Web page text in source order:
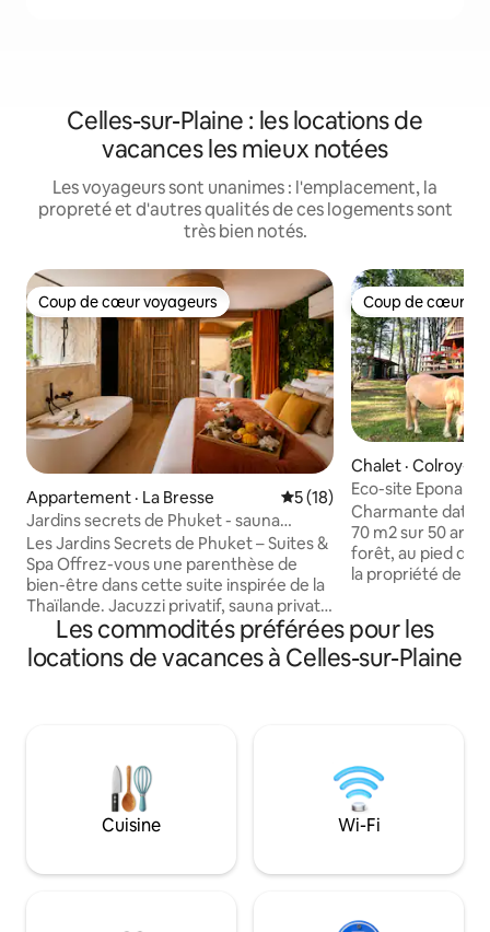
Celles-sur-Plaine : les locations de
vacances les mieux notées
Les voyageurs sont unanimes : l'emplacement, la
propreté et d'autres qualités de ces logements sont
très bien notés.
Coup de cœur voyageurs
Coup de cœur voyageurs
Appartement · La Bresse Note moyenne de 5 sur 5,
5 (18)
Jardins secrets de Phuket - sauna
jacuzzi pour 2
Les Jardins Secrets de Phuket – Suites &
Spa Offrez-vous une parenthèse de
bien-être dans cette suite inspirée de la
Thaïlande. Jacuzzi privatif, sauna privatif,
home cinéma immersif, grand lit
180x200, coin salon canapé, véranda,
cuisine équipée, ambiance zen et
Hautes-Vosges. Transats et sauna avec
vue panoramique Suite exclusivement
réservée aux adultes.
Coup de cœur
Coup de cœur
Chalet · Colroy-
Eco-site Epona
des Vosges
Charmante
70 m2 sur 50 ares
forêt, au pied
la propriété de 3
potager bio. Obligation à partir du 1er
novembre: Pneus neige ou 4 saisons ou
chaînes ou chaussettes
de multiples
culturelles.
Les commodités préférées pour les
locations de vacances à Celles-sur-Plaine
Cuisine Wi-Fi